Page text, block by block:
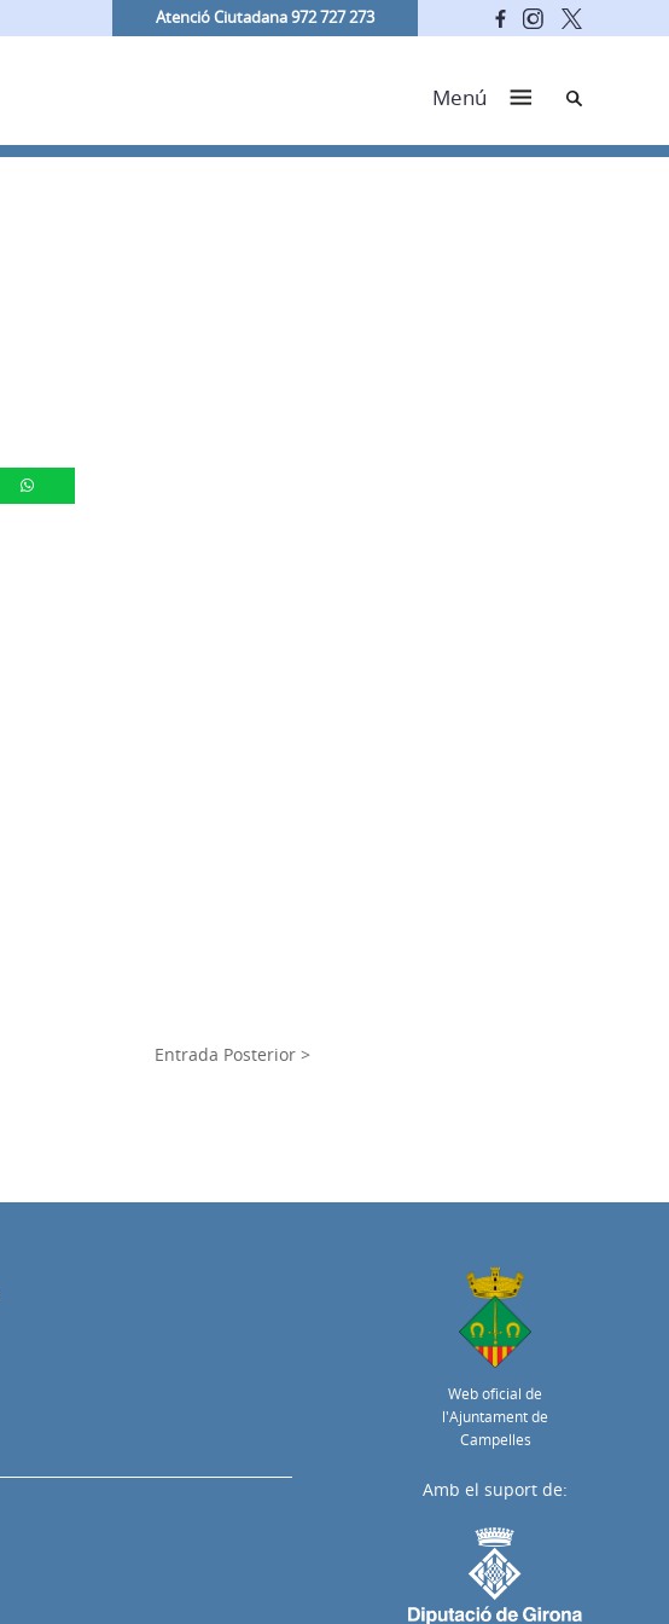
Atenció Ciutadana 972 727 273
Menú Cerca
Entrada Posterior >
Web oficial de
l'Ajuntament de
Campelles
Amb el suport de: